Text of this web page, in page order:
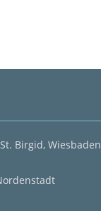
Birgid, Wiesbaden